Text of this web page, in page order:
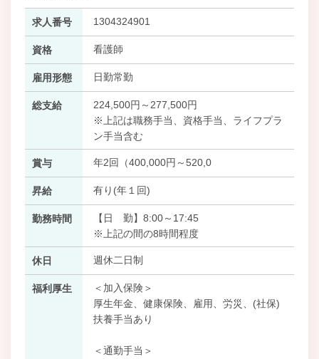
求人番号 1304324901
資格 看護師
雇用形態 日勤常勤
総支給
224,500円～277,500円
※上記は職務手当、資格手当、ライフプラ
ン手当含む
賞与 年2回（400,000円～520,0
昇給 有り(年１回)
勤務時間
【日 勤】8:00～17:45
※上記の間の8時間程度
休日 週休二日制
福利厚生
＜加入保険＞
厚生年金、健康保険、雇用、労災、(社保)
扶養手当あり
＜通勤手当＞